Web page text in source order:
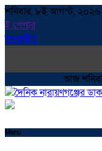
শনিবার, ৮ই আগস্ট, ২০২৬
ই পেপার
কনভাটার
আজ
Menu